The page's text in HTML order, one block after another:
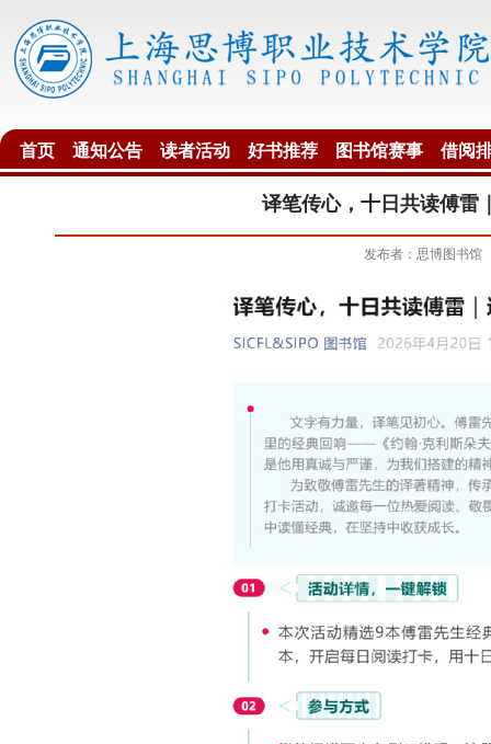
首页 通知公告 读者活动 好书推荐 图书馆赛事 借阅
译笔传心，十日共读傅雷
发布者：思博图书馆